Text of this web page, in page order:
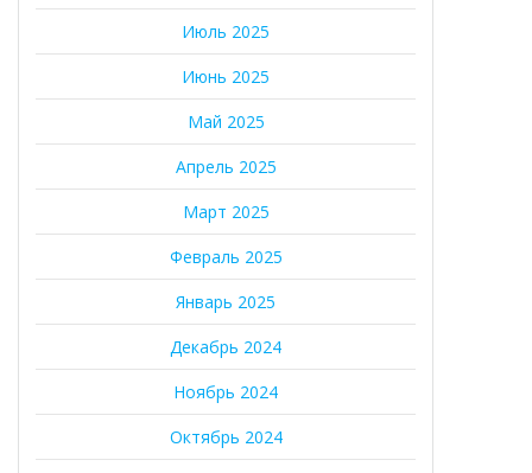
Июль 2025
Июнь 2025
Май 2025
Апрель 2025
Март 2025
Февраль 2025
Январь 2025
Декабрь 2024
Ноябрь 2024
Октябрь 2024